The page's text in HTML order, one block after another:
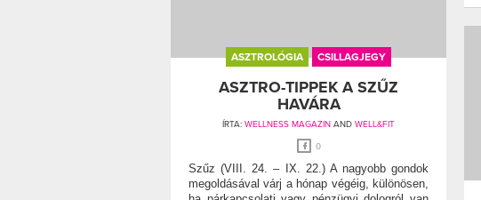
ASZTROLÓGIA CSILLAGJEGY
ASZTRO-TIPPEK A SZŰZ
HAVÁRA
ÍRTA: WELLNESS MAGAZIN AND WELL&FIT
0
Szűz (VIII. 24. – IX. 22.) A nagyobb gondok
megoldásával várj a hónap végéig, különösen,